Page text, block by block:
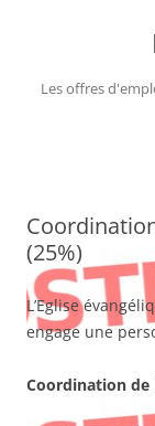
Les offres
(25%)
L’Eglise
engage une
Coordination de